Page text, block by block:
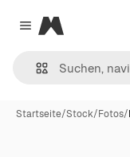
Close menu
Magnific
Startseite/Stock/Fotos/